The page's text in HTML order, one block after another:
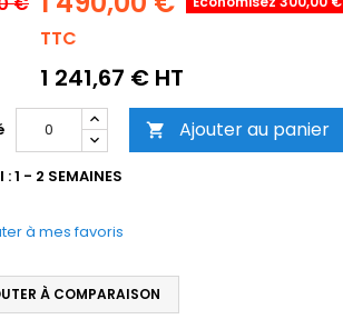
TTC
1 241,67 € HT
 Ajouter au panier
: 1 - 2 SEMAINES
à mes favoris
À COMPARAISON